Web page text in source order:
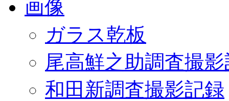
画像
ガラス乾板
尾高鮮之助調査撮
和田新調査撮影記録